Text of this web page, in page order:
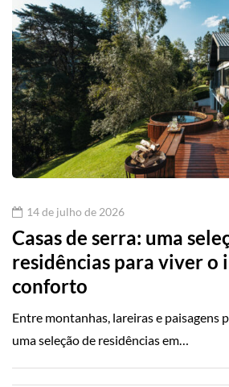
14 de julho de 2026
Casas de serra: uma
residências para viver o
conforto
Entre montanhas, lareiras e paisagens
uma seleção de residências em…